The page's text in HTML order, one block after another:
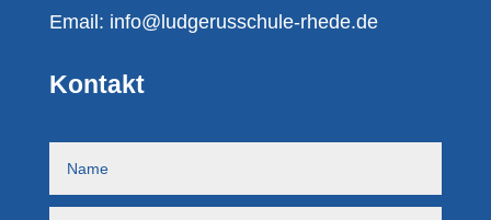
Email: info@ludgerusschule-rhede.de
Kontakt